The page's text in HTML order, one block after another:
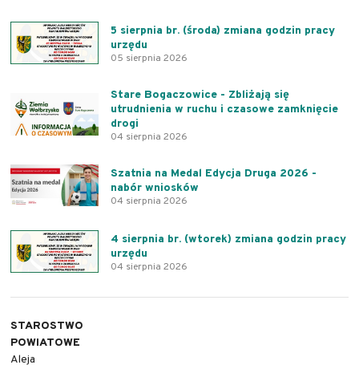
5 sierpnia br. (środa) zmiana godzin pracy
urzędu
05 sierpnia 2026
Stare Bogaczowice - Zbliżają się
utrudnienia w ruchu i czasowe zamknięcie
drogi
04 sierpnia 2026
Szatnia na Medal Edycja Druga 2026 -
nabór wniosków
04 sierpnia 2026
4 sierpnia br. (wtorek) zmiana godzin pracy
urzędu
04 sierpnia 2026
STAROSTWO
POWIATOWE
Aleja